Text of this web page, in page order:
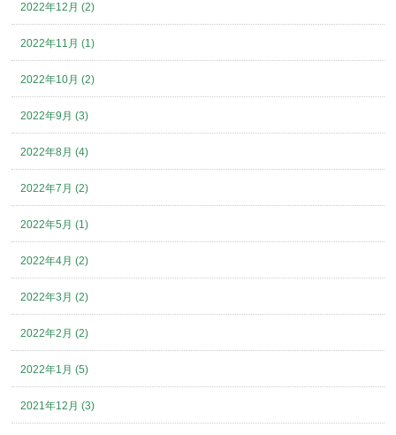
2022年12月 (2)
2022年11月 (1)
2022年10月 (2)
2022年9月 (3)
2022年8月 (4)
2022年7月 (2)
2022年5月 (1)
2022年4月 (2)
2022年3月 (2)
2022年2月 (2)
2022年1月 (5)
2021年12月 (3)